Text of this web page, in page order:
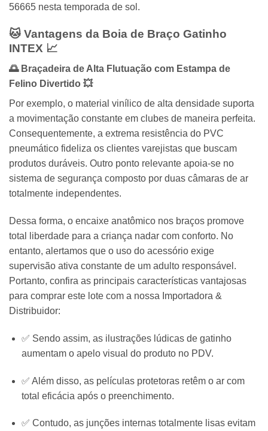
56665 nesta temporada de sol.
🐱 Vantagens da Boia de Braço Gatinho
INTEX 📈
🌅 Braçadeira de Alta Flutuação com Estampa de
Felino Divertido 💥
Por exemplo, o material vinílico de alta densidade suporta
a movimentação constante em clubes de maneira perfeita.
Consequentemente, a extrema resistência do PVC
pneumático fideliza os clientes varejistas que buscam
produtos duráveis. Outro ponto relevante apoia-se no
sistema de segurança composto por duas câmaras de ar
totalmente independentes.
Dessa forma, o encaixe anatômico nos braços promove
total liberdade para a criança nadar com conforto. No
entanto, alertamos que o uso do acessório exige
supervisão ativa constante de um adulto responsável.
Portanto, confira as principais características vantajosas
para comprar este lote com a nossa Importadora &
Distribuidor:
✅ Sendo assim, as ilustrações lúdicas de gatinho
aumentam o apelo visual do produto no PDV.
✅ Além disso, as películas protetoras retêm o ar com
total eficácia após o preenchimento.
✅ Contudo, as junções internas totalmente lisas evitam